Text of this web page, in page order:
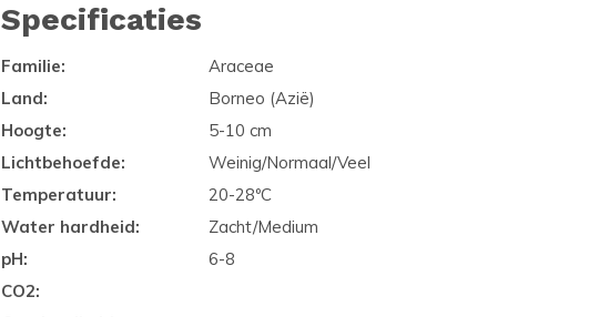
Specificaties
Familie:
Araceae
Land:
Borneo (Azië)
Hoogte:
5-10 cm
Lichtbehoefde:
Weinig/Normaal/Veel
Temperatuur:
20-28ºC
Water hardheid:
Zacht/Medium
pH:
6-8
CO2: